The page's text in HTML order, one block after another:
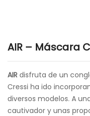
AIR – Máscara
AIR disfruta de un
Cressi ha ido
diversos modelos. A
cautivador y unas